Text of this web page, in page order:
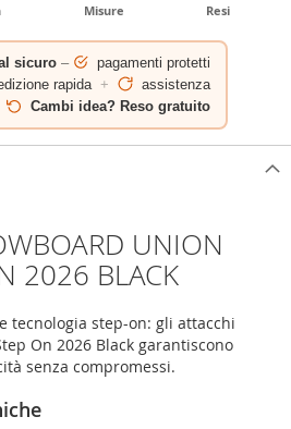
Misure Resi
sicuro –
pagamenti protetti
rapida +
assistenza
Cambi idea? Reso gratuito
UNION
2026 BLACK
tecnologia step-on: gli attacchi
On 2026 Black garantiscono
senza compromessi.